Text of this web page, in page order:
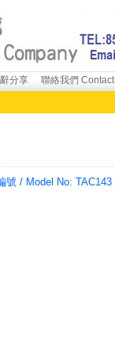
分享 聯絡我們 Contact
號 / Model No: TAC143